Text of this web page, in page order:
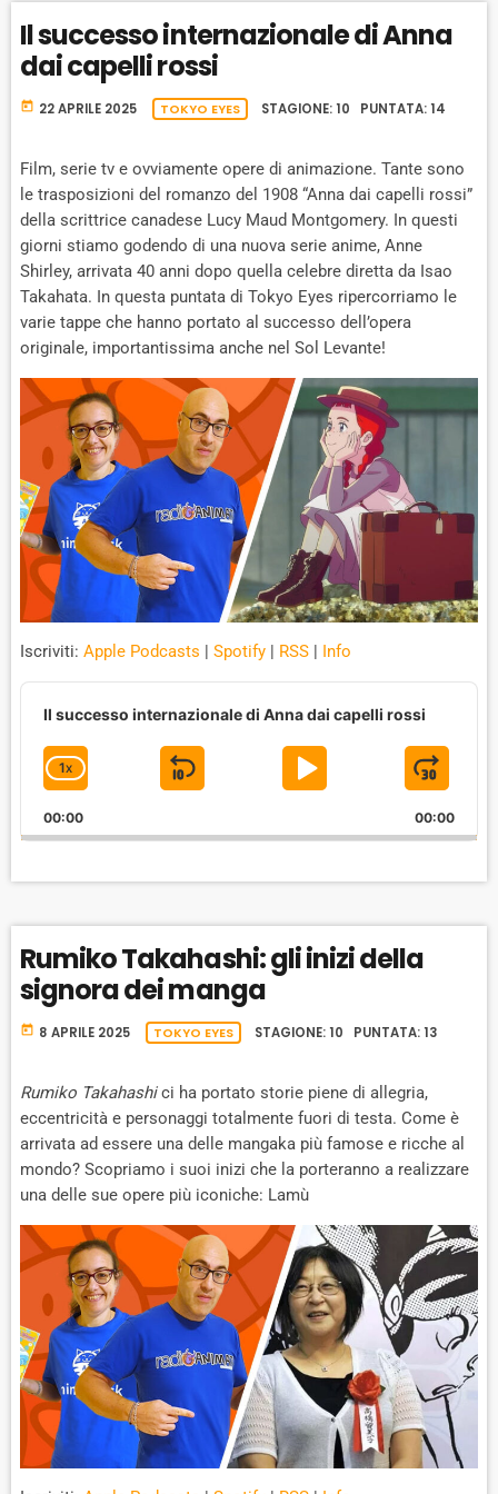
L
A
Y
B
A
C
R
A
T
E
A
C
K
W
R
D
A
U
E
O
R
A
D
Il successo internazionale di Anna
dai capelli rossi
today 22 APRILE 2025 TOKYO EYES STAGIONE: 10 PUNTATA: 14
Film, serie tv e ovviamente opere di animazione. Tante sono
le trasposizioni del romanzo del 1908 “Anna dai capelli rossi”
della scrittrice canadese Lucy Maud Montgomery. In questi
giorni stiamo godendo di una nuova serie anime, Anne
Shirley, arrivata 40 anni dopo quella celebre diretta da Isao
Takahata. In questa puntata di Tokyo Eyes ripercorriamo le
varie tappe che hanno portato al successo dell’opera
originale, importantissima anche nel Sol Levante!
Iscriviti: Apple Podcasts | Spotify | RSS | Info
A
a
e
Il successo internazionale di Anna dai capelli rossi
C
A
N
E
L
A
Y
B
A
C
R
A
E
1X
S
I
P
A
C
K
W
R
D
P
A
Y
A
U
E
J
U
M
P
O
A
D
00:00 00:00
Rumiko Takahashi: gli inizi della
signora dei manga
today 8 APRILE 2025 TOKYO EYES STAGIONE: 10 PUNTATA: 13
Rumiko Takahashici ha portato storie piene di allegria,
eccentricità e personaggi totalmente fuori di testa. Come è
arrivata ad essere una delle mangaka più famose e ricche al
mondo? Scopriamo i suoi inizi che la porteranno a realizzare
una delle sue opere più iconiche: Lamù